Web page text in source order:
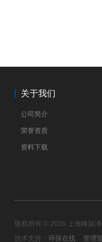
关于我们
公司简介
荣誉资质
资料下载
版权所有 © 2026 上海峰旋
技术支持： 环保在线 管理